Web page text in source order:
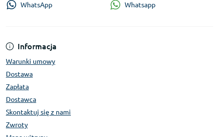
Informacja
Warunki umowy
Dostawa
Zapłata
Dostawca
Skontaktuj się z nami
Zwroty
WhatsApp
Whatsapp